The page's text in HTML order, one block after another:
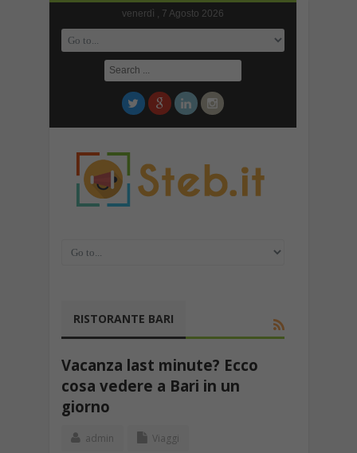
venerdì , 7 Agosto 2026
RISTORANTE BARI
Vacanza last minute? Ecco
cosa vedere a Bari in un
giorno
admin Viaggi